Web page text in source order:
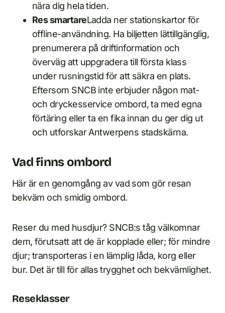
nära dig hela tiden.
Res smartareLadda ner stationskartor för
offline-användning. Ha biljetten lättillgänglig,
prenumerera på driftinformation och
överväg att uppgradera till första klass
under rusningstid för att säkra en plats.
Eftersom SNCB inte erbjuder någon mat-
och dryckesservice ombord, ta med egna
förtäring eller ta en fika innan du ger dig ut
och utforskar Antwerpens stadskärna.
Vad finns ombord
Här är en genomgång av vad som gör resan
bekväm och smidig ombord.
Reser du med husdjur? SNCB:s tåg välkomnar
dem, förutsatt att de är kopplade eller; för mindre
djur; transporteras i en lämplig låda, korg eller
bur. Det är till för allas trygghet och bekvämlighet.
Reseklasser